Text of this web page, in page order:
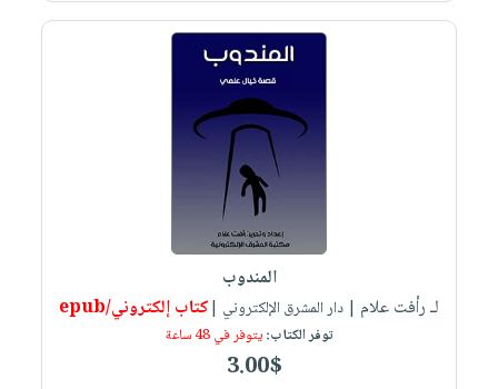
المندوب
لـ رأفت علام | دار المشرق الإلكتروني |كتاب إلكتروني/epub
توفر الكتاب:يتوفر في 48 ساعة
3.00$